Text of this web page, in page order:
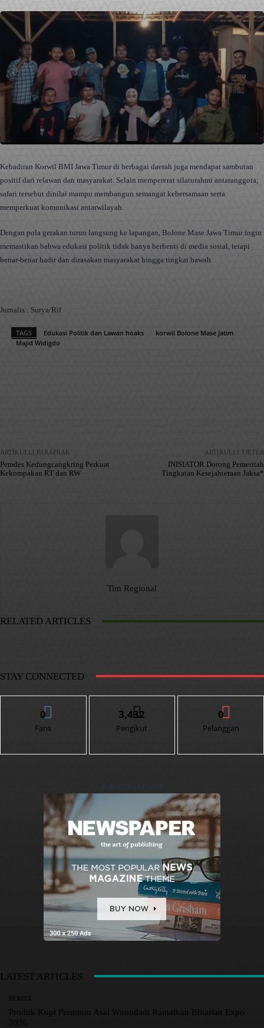
Kehadiran Korwil BMI Jawa Timur di berbagai daerah juga mendapat sambutan
positif dari relawan dan masyarakat. Selain mempererat silaturahmi antaranggota,
safari tersebut dinilai mampu membangun semangat kebersamaan serta
memperkuat komunikasi antarwilayah.
Dengan pola gerakan turun langsung ke lapangan, Bolone Mase Jawa Timur ingin
memastikan bahwa edukasi politik tidak hanya berhenti di media sosial, tetapi
benar-benar hadir dan dirasakan masyarakat hingga tingkat bawah.
Jurnalis : Surya/Rif
TAGS Edukasi Politik dan Lawan hoaks
korwil Bolone Mase Jatim
Majid Widigdo
ARTIKULLI PARAPRAK
Pemdes Kedungcangkring Perkuat
Kekompakan RT dan RW
ARTIKULLI TJETËR
INISIATOR Dorong Pemeritah
Tingkatan Kesejahteraan Jaksa*
Tim Regional
RELATED ARTICLES
STAY CONNECTED
0
Fans
3,432
Pengikut
0
Pelanggan
- Advertisement -
LATEST ARTICLES
BERITA
Produk Kopi Premium Asal Wonodadi Ramaikan Blitarian Expo
2026